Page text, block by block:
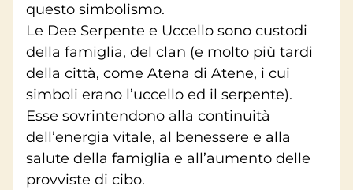
questo simbolismo.
Le Dee Serpente e Uccello sono custodi
della famiglia, del clan (e molto più tardi
della città, come Atena di Atene, i cui
simboli erano l’uccello ed il serpente).
Esse sovrintendono alla continuità
dell’energia vitale, al benessere e alla
salute della famiglia e all’aumento delle
provviste di cibo.